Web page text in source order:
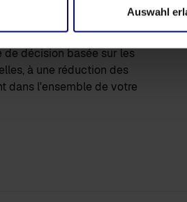
Auswahl
peut vous aider à identifier
fiabilité de vos livraisons de
profitez de la
décision basée sur les
à une réduction des
dans l'ensemble de votre